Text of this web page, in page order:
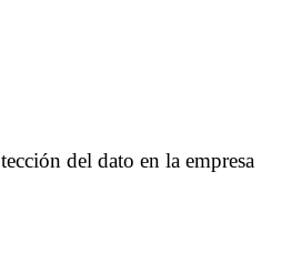
del dato en la empresa